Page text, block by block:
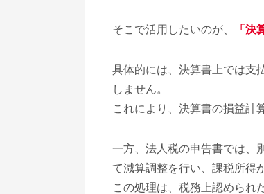
そこで活用したいのが、 「決
具体的には、決算書上では支
しません。
これにより、決算書の損益計
一方、法人税の申告書では、
て減算調整を行い、課税所得
この処理は、税務上認められ